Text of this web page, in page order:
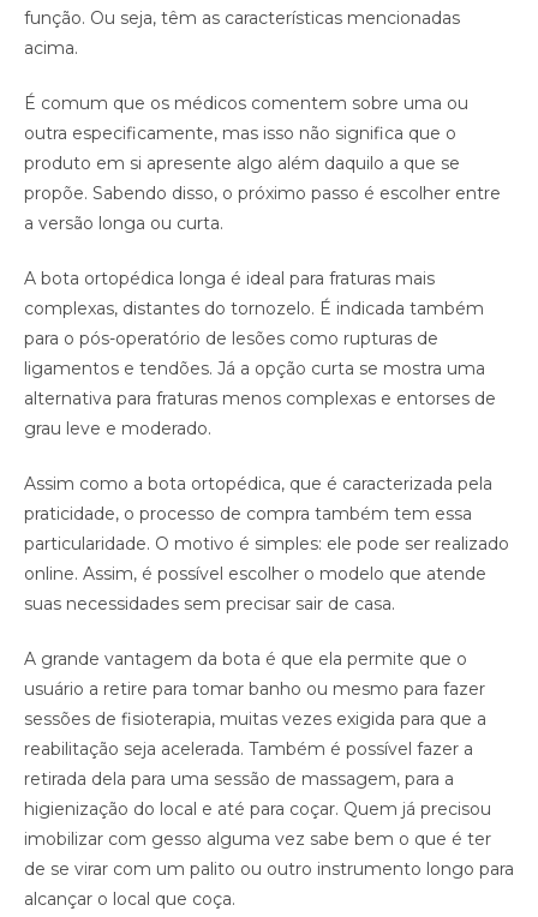
função. Ou seja, têm as características mencionadas
acima.
É comum que os médicos comentem sobre uma ou
outra especificamente, mas isso não significa que o
produto em si apresente algo além daquilo a que se
propõe. Sabendo disso, o próximo passo é escolher entre
a versão longa ou curta.
A bota ortopédica longa é ideal para fraturas mais
complexas, distantes do tornozelo. É indicada também
para o pós-operatório de lesões como rupturas de
ligamentos e tendões. Já a opção curta se mostra uma
alternativa para fraturas menos complexas e entorses de
grau leve e moderado.
Assim como a bota ortopédica, que é caracterizada pela
praticidade, o processo de compra também tem essa
particularidade. O motivo é simples: ele pode ser realizado
online. Assim, é possível escolher o modelo que atende
suas necessidades sem precisar sair de casa.
A grande vantagem da bota é que ela permite que o
usuário a retire para tomar banho ou mesmo para fazer
sessões de fisioterapia, muitas vezes exigida para que a
reabilitação seja acelerada. Também é possível fazer a
retirada dela para uma sessão de massagem, para a
higienização do local e até para coçar. Quem já precisou
imobilizar com gesso alguma vez sabe bem o que é ter
de se virar com um palito ou outro instrumento longo para
alcançar o local que coça.